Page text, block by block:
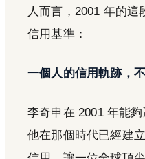
人而言，2001 年的這
信用基準：
一個人的信用軌跡，
李奇申在 2001 年能
他在那個時代已經建